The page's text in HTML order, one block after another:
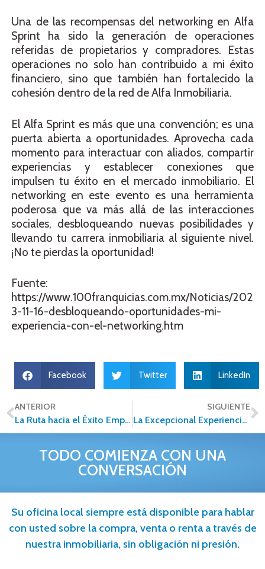
Una de las recompensas del networking en Alfa
Sprint ha sido la generación de operaciones
referidas de propietarios y compradores. Estas
operaciones no solo han contribuido a mi éxito
financiero, sino que también han fortalecido la
cohesión dentro de la red de Alfa Inmobiliaria.
El Alfa Sprint es más que una convención; es una
puerta abierta a oportunidades. Aprovecha cada
momento para interactuar con aliados, compartir
experiencias y establecer conexiones que
impulsen tu éxito en el mercado inmobiliario. El
networking en este evento es una herramienta
poderosa que va más allá de las interacciones
sociales, desbloqueando nuevas posibilidades y
llevando tu carrera inmobiliaria al siguiente nivel.
¡No te pierdas la oportunidad!
Fuente:
https://www.100franquicias.com.mx/Noticias/202
3-11-16-desbloqueando-oportunidades-mi-
experiencia-con-el-networking.htm
Facebook Twitter LinkedIn
ANTERIOR
La Ruta hacia el Éxito Empresarial a través de Franquicias Inmobiliarias
SIGUIENTE
La Excepcional Experiencia en la Convención Nacional de Alfa Inmobiliaria
TODO COMIENZA CON UNA
CONVERSACIÓN
Su oficina local siempre está disponible para hablar
con usted sobre la compra, venta o renta a través de
nuestra inmobiliaria, sin obligación ni presión.